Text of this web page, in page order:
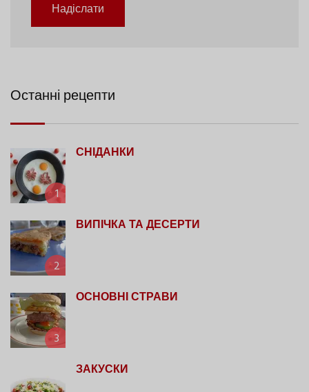
Надіслати
Останні рецепти
1
СНІДАНКИ
2
ВИПІЧКА ТА ДЕСЕРТИ
3
ОСНОВНІ СТРАВИ
ЗАКУСКИ